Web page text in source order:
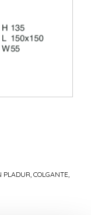
PLADUR, COLGANTE,